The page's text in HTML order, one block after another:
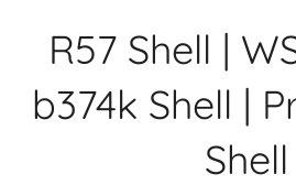
R57 Shell |
b374k Shell |
Shell